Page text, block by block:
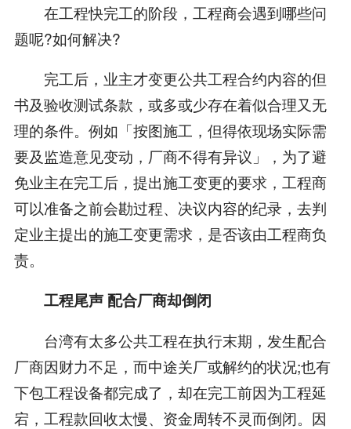
在工程快完工的阶段，工程商会遇到哪些问
题呢?如何解决?
完工后，业主才变更公共工程合约内容的但
书及验收测试条款，或多或少存在着似合理又无
理的条件。例如「按图施工，但得依现场实际需
要及监造意见变动，厂商不得有异议」，为了避
免业主在完工后，提出施工变更的要求，工程商
可以准备之前会勘过程、决议内容的纪录，去判
定业主提出的施工变更需求，是否该由工程商负
责。
工程尾声 配合厂商却倒闭
台湾有太多公共工程在执行末期，发生配合
厂商因财力不足，而中途关厂或解约的状况;也有
下包工程设备都完成了，却在完工前因为工程延
宕，工程款回收太慢、资金周转不灵而倒闭。因